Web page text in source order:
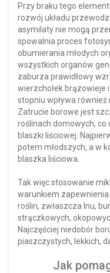
Przy braku tego
rozwój układu
asymilaty nie mogą
spowalnia proces
obumierania młodych
wszystkich organów
zaburza prawidłowy
wierzchołek brązowieje
stopniu wpływa
Zatrucie borowe jest
roślinach domowych,
blaszki liściowej.
potem młodszych, a w
blaszka liściowa.
Tak więc stosowanie
warunkiem
roślin, zwłaszcza lnu,
strączkowych,
Najczęściej niedobór
piaszczystych, lekkich,
Jak